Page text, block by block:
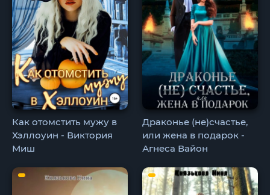
Как отомстить мужу в
Хэллоуин - Виктория
Миш
Драконье (не)счастье,
или жена в подарок -
Агнеса Вайон